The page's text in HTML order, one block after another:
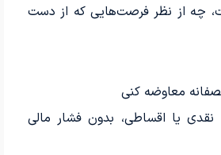
چه از نظر فرصت‌هایی که از دست
معاوضه کنی
یا اقساطی، بدون فشار مالی